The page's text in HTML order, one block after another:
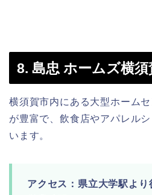
8. 島忠 ホームズ横須
横須賀市内にある大型ホーム
が豊富で、飲食店やアパレル
います。
アクセス：県立大学駅より